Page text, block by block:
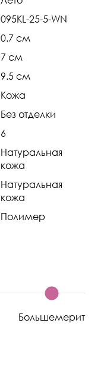
095KL-25-5-WN
0.7 см
7 см
9.5 см
Кожа
Без отделки
6
Натуральная
кожа
Натуральная
кожа
Полимер
Большемерит